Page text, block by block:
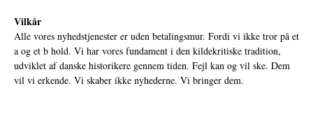
Vilkår
Alle vores nyhedstjenester er uden betalingsmur. Fordi vi ikke tror på et
a og et b hold. Vi har vores fundament i den kildekritiske tradition,
udviklet af danske historikere gennem tiden. Fejl kan og vil ske. Dem
vil vi erkende. Vi skaber ikke nyhederne. Vi bringer dem.